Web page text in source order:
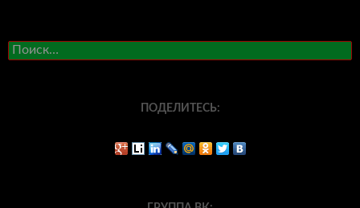
Найти:
ПОДЕЛИТЕСЬ: